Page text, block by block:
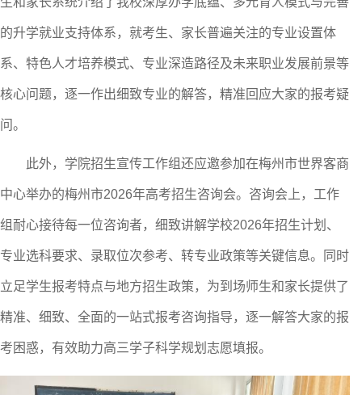
的升学就业支持体系， 就考生、家长普遍关注的专业设置体
系、特色人才培养模式、专业深造路径及未来职业发展前景等
核心问题，逐一作出细致专业的解答，精准回应大家的报考疑
问。
此外，学院招生宣传工作组还应邀参加在梅州市世界客商
中心举办的梅州市2026年高考招生咨询会。咨询会上，工作
组耐心接待每一位咨询者，细致讲解学校2026年招生计划、
专业选科要求、录取位次参考、转专业政策等关键信息。同时
立足学生报考特点与地方招生政策，为到场师生和家长提供了
精准、细致、全面的一站式报考咨询指导，逐一解答大家的报
考困惑，有效助力高三学子科学规划志愿填报。